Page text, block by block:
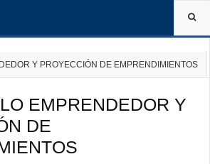
Y PROYECCIÓN DE EMPRENDIMIENTOS
EMPRENDEDOR Y
DE